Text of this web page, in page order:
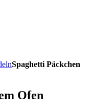
Spaghetti Päckchen
Ofen